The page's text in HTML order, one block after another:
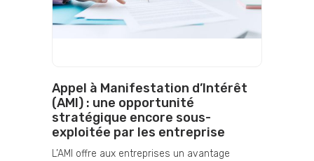
Appel à Manifestation d’Intérêt
(AMI) : une opportunité
stratégique encore sous-
exploitée par les entreprise
L’AMI offre aux entreprises un avantage